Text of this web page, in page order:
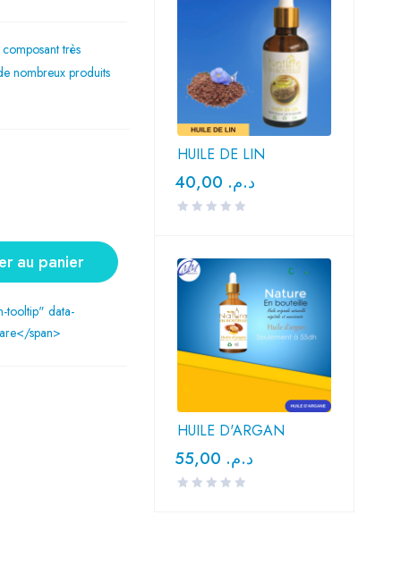
très
nombreux produits
au panier
tooltip" data-
span>
HUILE DE LIN
د.م.
HUILE D'ARGAN
د.م.